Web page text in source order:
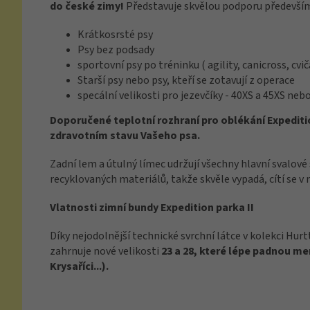
do české zimy! Představuje skvělou podporu
Krátkosrsté psy
Psy bez podsady
sportovní psy po tréninku ( agility, canicross,
Starší psy nebo psy, kteří se zotavují z operace
specální velikosti pro jezevčíky - 40XS a 45XS
Doporučené teplotní rozhraní pro oblékání
zdravotním stavu Vašeho psa.
Zadní lem a útulný límec udržují všechny hlavní
recyklovaných materiálů, takže skvěle vypadá, cítí se v
Vlatnosti zimní bundy Expedition parka II
Díky nejodolnější technické svrchní látce v kolekci
zahrnuje nové velikosti 23 a 28, které lépe padnou
Krysaříci...).